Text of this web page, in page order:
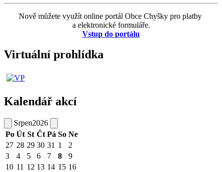
Nově můžete využít online portál Obce Chyšky pro platby
a elektronické formuláře.
Vstup do portálu
Virtuální prohlídka
Kalendář akcí
Srpen2026
Po Út St Čt Pá So Ne
27 28 29 30 31 1
2
3
4 5 6 7 8
9
10 11 12 13 14 15 16